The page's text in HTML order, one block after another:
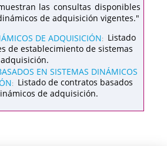
las consultas disponibles
de adquisición vigentes."
DE ADQUISICIÓN: Listado
de establecimiento de sistemas
EN SISTEMAS DINÁMICOS
: Listado de contratos basados
de adquisición.